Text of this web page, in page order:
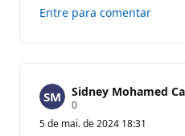
Entre para comentar
Sidney Mohamed
0P
o
n
5 de mai. de 2024 18:31